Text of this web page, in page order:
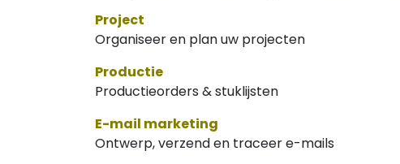
Project
Organiseer en plan uw projecten
Productie
Productieorders & stuklijsten
E-mail marketing
Ontwerp, verzend en traceer e-mails